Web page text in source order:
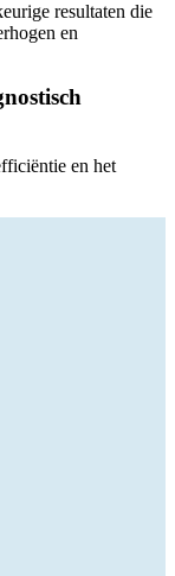
resultaten die
en
en het